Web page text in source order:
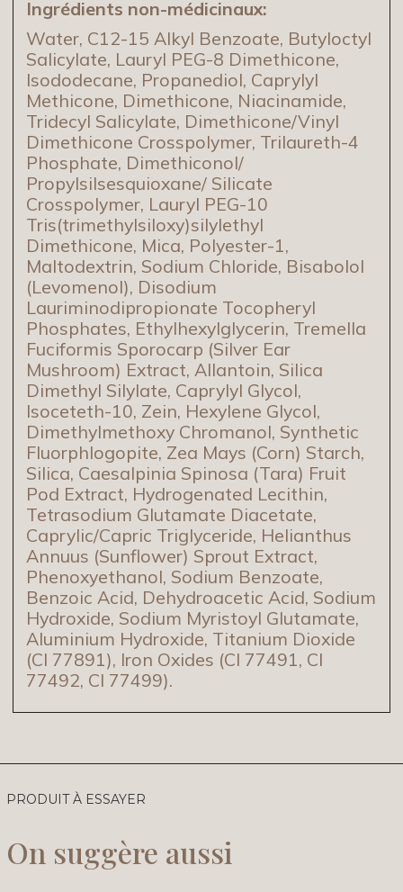
Ingrédients non-médicinaux:
Water, C12-15 Alkyl Benzoate, Butyloctyl
Salicylate, Lauryl PEG-8 Dimethicone,
Isododecane, Propanediol, Caprylyl
Methicone, Dimethicone, Niacinamide,
Tridecyl Salicylate, Dimethicone/Vinyl
Dimethicone Crosspolymer, Trilaureth-4
Phosphate, Dimethiconol/
Propylsilsesquioxane/ Silicate
Crosspolymer, Lauryl PEG-10
Tris(trimethylsiloxy)silylethyl
Dimethicone, Mica, Polyester-1,
Maltodextrin, Sodium Chloride, Bisabolol
(Levomenol), Disodium
Lauriminodipropionate Tocopheryl
Phosphates, Ethylhexylglycerin, Tremella
Fuciformis Sporocarp (Silver Ear
Mushroom) Extract, Allantoin, Silica
Dimethyl Silylate, Caprylyl Glycol,
Isoceteth-10, Zein, Hexylene Glycol,
Dimethylmethoxy Chromanol, Synthetic
Fluorphlogopite, Zea Mays (Corn) Starch,
Silica, Caesalpinia Spinosa (Tara) Fruit
Pod Extract, Hydrogenated Lecithin,
Tetrasodium Glutamate Diacetate,
Caprylic/Capric Triglyceride, Helianthus
Annuus (Sunflower) Sprout Extract,
Phenoxyethanol, Sodium Benzoate,
Benzoic Acid, Dehydroacetic Acid, Sodium
Hydroxide, Sodium Myristoyl Glutamate,
Aluminium Hydroxide, Titanium Dioxide
(CI 77891), Iron Oxides (CI 77491, CI
77492, CI 77499).
PRODUIT À ESSAYER
On suggère aussi